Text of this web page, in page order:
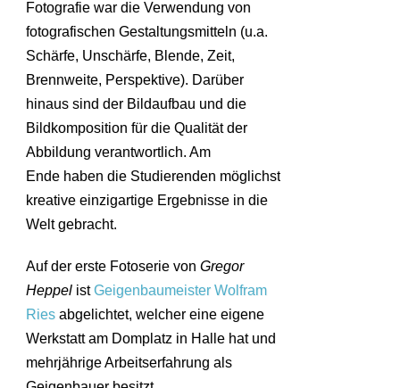
Fotografie war die Verwendung von
fotografischen Gestaltungsmitteln (u.a.
Schärfe, Unschärfe, Blende, Zeit,
Brennweite, Perspektive). Darüber
hinaus sind der Bildaufbau und die
Bildkomposition für die Qualität der
Abbildung verantwortlich. Am
Ende haben die Studierenden möglichst
kreative einzigartige Ergebnisse in die
Welt gebracht.
Auf der erste Fotoserie von Gregor
Heppel istGeigenbaumeister Wolfram
Ries abgelichtet, welcher eine eigene
Werkstatt am Domplatz in Halle hat und
mehrjährige Arbeitserfahrung als